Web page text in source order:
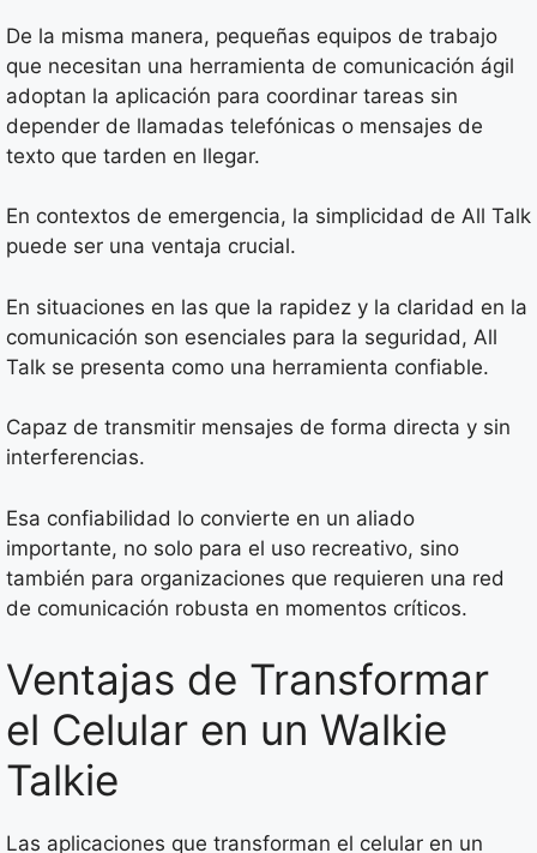
De la misma manera, pequeñas equipos de trabajo
que necesitan una herramienta de comunicación ágil
adoptan la aplicación para coordinar tareas sin
depender de llamadas telefónicas o mensajes de
texto que tarden en llegar.
En contextos de emergencia, la simplicidad de All Talk
puede ser una ventaja crucial.
En situaciones en las que la rapidez y la claridad en la
comunicación son esenciales para la seguridad, All
Talk se presenta como una herramienta confiable.
Capaz de transmitir mensajes de forma directa y sin
interferencias.
Esa confiabilidad lo convierte en un aliado
importante, no solo para el uso recreativo, sino
también para organizaciones que requieren una red
de comunicación robusta en momentos críticos.
Ventajas de Transformar
el Celular en un Walkie
Talkie
Las aplicaciones que transforman el celular en un